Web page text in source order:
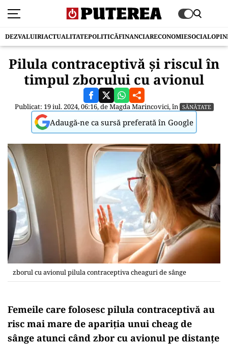
DEZVALUIRIACTUALITATEPOLITICĂFINANCIARECONOMIESOCIAL
Pilula contraceptivă și riscul în
timpul zborului cu avionul
Publicat: 19 iul. 2024, 06:16, deMagda Marincovici, în SĂNĂTATE
Adaugă-ne ca sursă preferată în Google
zborul cu avionul pilula contraceptiva cheaguri de sânge
Femeile care folosesc pilula contraceptivă au
risc mai mare de apariția unui cheag de
sânge atunci când zbor cu avionul pe distanțe